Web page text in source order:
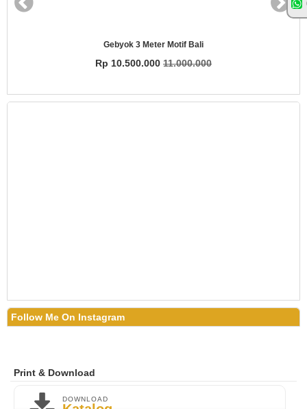
Gebyok 3 Meter Motif Bali
Rp 10.500.000 11.000.000
Follow Me On Instagram
Print & Download
DOWNLOAD